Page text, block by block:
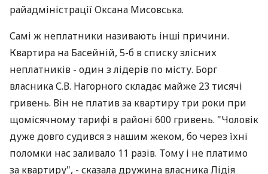
райадміністрації Оксана Мисовська.
Самі ж неплатники називають інші причини.
Квартира на Басейній, 5-б в списку злісних
неплатників - один з лідерів по місту. Борг
власника С.В. Нагорного складає майже 23 тисячі
гривень. Він не платив за квартиру три роки при
щомісячному тарифі в районі 600 гривень. "Чоловік
дуже довго судився з нашим жеком, бо через їхні
поломки нас заливало 11 разів. Тому і не платимо
за квартиру", - сказала дружина власника Лідія